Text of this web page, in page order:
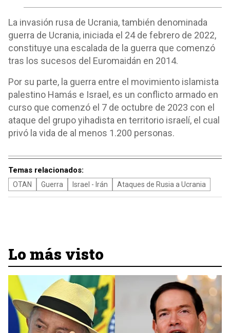
La invasión rusa de Ucrania,​ también denominada
guerra de Ucrania, iniciada el 24 de febrero de 2022,
constituye una escalada de la guerra que comenzó
tras los sucesos del Euromaidán en 2014.
Por su parte, la guerra entre el movimiento islamista
palestino Hamás e Israel, es un conflicto armado en
curso que comenzó el 7 de octubre de 2023 con el
ataque del grupo yihadista en territorio israelí, el cual
privó la vida de al menos 1.200 personas.
Temas relacionados:
OTAN Guerra Israel - Irán Ataques de Rusia a Ucrania
Lo más visto